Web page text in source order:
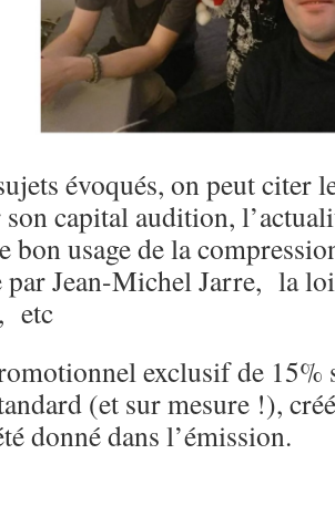
évoqués, on peut citer
capital audition,
bon usage de la
par Jean-Michel Jarre, la
etc
exclusif de 15%
(et sur mesure !),
donné dans l’émission.